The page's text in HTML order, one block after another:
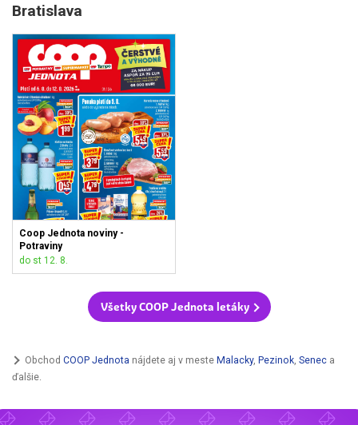
Bratislava
Coop Jednota noviny -
Potraviny
do st 12. 8.
Všetky COOP Jednota letáky
Obchod COOP Jednota nájdete aj v meste Malacky, Pezinok, Senec a
ďalšie.